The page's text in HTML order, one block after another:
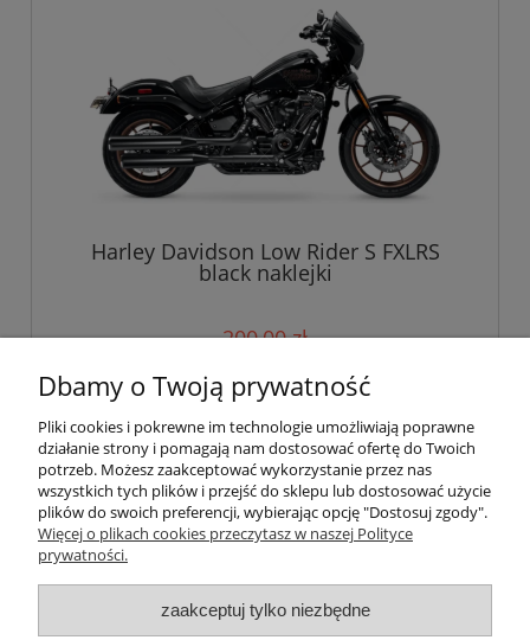
Harley Davidson Low Rider S FXLRS
black naklejki
200,00 zł
do koszyka
Pomoc
Płatności i dostawa
Dbamy o Twoją prywatność
Pliki cookies i pokrewne im technologie umożliwiają poprawne
działanie strony i pomagają nam dostosować ofertę do Twoich
potrzeb. Możesz zaakceptować wykorzystanie przez nas
wszystkich tych plików i przejść do sklepu lub dostosować użycie
plików do swoich preferencji, wybierając opcję "Dostosuj zgody".
Więcej o plikach cookies przeczytasz w naszej Polityce
prywatności.
zaakceptuj tylko niezbędne